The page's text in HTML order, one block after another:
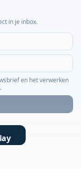
in je inbox.
en het verwerken